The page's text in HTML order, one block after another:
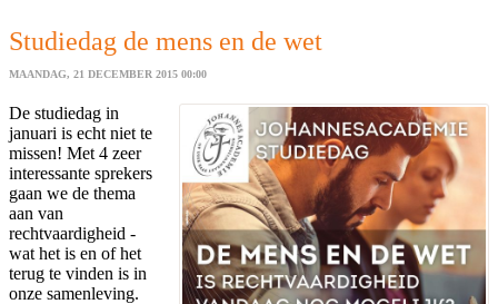
Studiedag de mens en de wet
MAANDAG, 21 DECEMBER 2015 00:00
De studiedag in
januari is echt niet te
missen! Met 4 zeer
interessante sprekers
gaan we de thema
aan van
rechtvaardigheid -
wat het is en of het
terug te vinden is in
onze samenleving.